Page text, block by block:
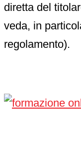
diretta del
veda, in
regolamento).